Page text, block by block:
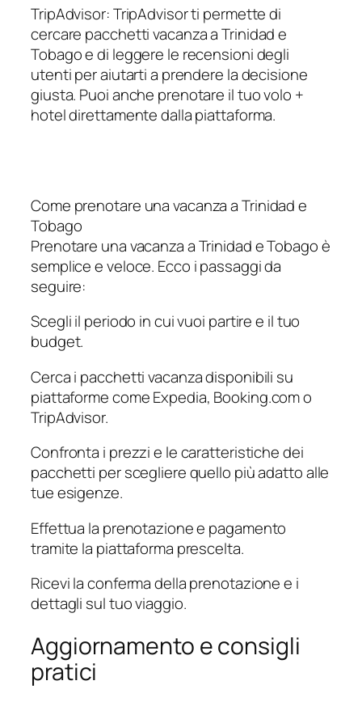
TripAdvisor: TripAdvisor ti permette di
cercare pacchetti vacanza a Trinidad e
Tobago e di leggere le recensioni degli
utenti per aiutarti a prendere la decisione
giusta. Puoi anche prenotare il tuo volo +
hotel direttamente dalla piattaforma.
Come prenotare una vacanza a Trinidad e
Tobago
Prenotare una vacanza a Trinidad e Tobago è
semplice e veloce. Ecco i passaggi da
seguire:
Scegli il periodo in cui vuoi partire e il tuo
budget.
Cerca i pacchetti vacanza disponibili su
piattaforme come Expedia, Booking.com o
TripAdvisor.
Confronta i prezzi e le caratteristiche dei
pacchetti per scegliere quello più adatto alle
tue esigenze.
Effettua la prenotazione e pagamento
tramite la piattaforma prescelta.
Ricevi la conferma della prenotazione e i
dettagli sul tuo viaggio.
Aggiornamento e consigli
pratici